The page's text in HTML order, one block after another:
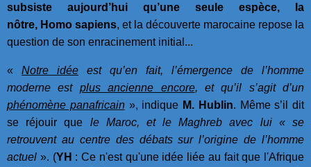
subsiste aujourd’hui qu’une seule espèce, la
nôtre, Homo sapiens, et la découverte marocaine repose la
question de son enracinement initial...
« Notre idée est qu’en fait, l’émergence de l’homme
moderne est plus ancienne encore, et qu’il s’agit d’un
phénomène panafricain», indique M. Hublin. Même s’il dit
se réjouir que le Maroc, et le Maghreb avec lui « se
retrouvent au centre des débats sur l’origine de l’homme
actuel ». (YH : Ce n'est qu'une idée liée au fait que l'Afrique